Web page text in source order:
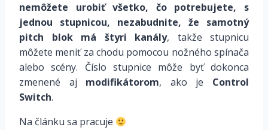
nemôžete urobiť všetko, čo potrebujete, s
jednou stupnicou, nezabudnite, že samotný
pitch blok má štyri kanály, takže stupnicu
môžete meniť za chodu pomocou nožného spínača
alebo scény. Číslo stupnice môže byť dokonca
zmenené aj modifikátorom, ako je Control
Switch.
Na článku sa pracuje